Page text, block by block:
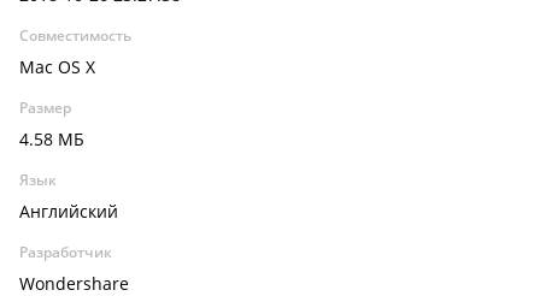
Совместимость
Mac OS X
Размер
4.58 МБ
Язык
Английский
Разработчик
Wondershare